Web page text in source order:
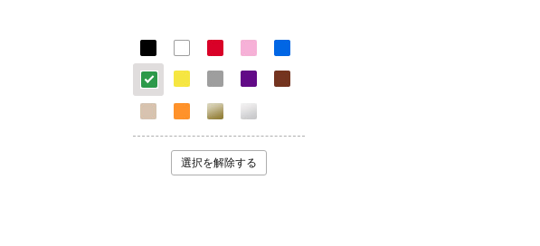
選択を解除する